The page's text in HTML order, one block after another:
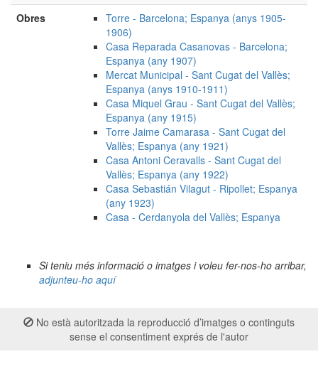
Obres
Torre - Barcelona; Espanya (anys 1905-
1906)
Casa Reparada Casanovas - Barcelona;
Espanya (any 1907)
Mercat Municipal - Sant Cugat del Vallès;
Espanya (anys 1910-1911)
Casa Miquel Grau - Sant Cugat del Vallès;
Espanya (any 1915)
Torre Jaime Camarasa - Sant Cugat del
Vallès; Espanya (any 1921)
Casa Antoni Ceravalls - Sant Cugat del
Vallès; Espanya (any 1922)
Casa Sebastián Vilagut - Ripollet; Espanya
(any 1923)
Casa - Cerdanyola del Vallès; Espanya
Si teniu més informació o imatges i voleu fer-nos-ho arribar,
adjunteu-ho aquí
No està autoritzada la reproducció d’imatges o continguts
sense el consentiment exprés de l'autor